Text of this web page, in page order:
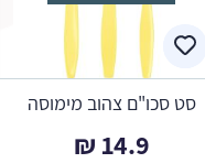
סט סכו"ם צהוב מימוסה
14.9
₪